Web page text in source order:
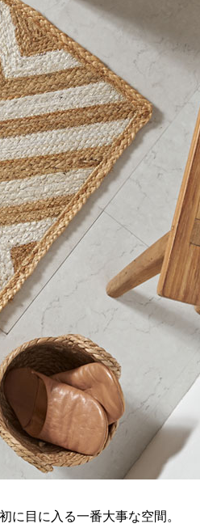
に目に入る一番大事な空間。